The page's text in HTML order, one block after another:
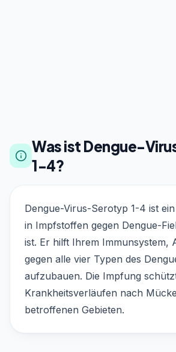
Was ist Dengue-
1-4?
Dengue-Virus-Serotyp 1-4 ist
in Impfstoffen gegen Dengue-
ist. Er hilft Ihrem Immunsystem,
gegen alle vier Typen des
aufzubauen. Die Impfung
Krankheitsverläufen nach
betroffenen Gebieten.